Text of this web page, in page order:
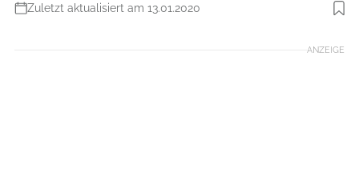
Zuletzt aktualisiert am 13.01.2020
Foto: iStockphoto
ANZEIGE